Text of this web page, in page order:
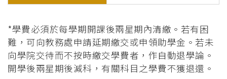
*學費必須於每學期開課後兩星期內清繳。若有困
難，可向教務處申請延期繳交或申領助學金。若未
向學院交待而不按時繳交學費者，作自動退學論。
開學後兩星期後減科，有關科目之學費不獲退還。